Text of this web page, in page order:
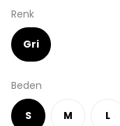
Renk
Gri
Beden
S M L